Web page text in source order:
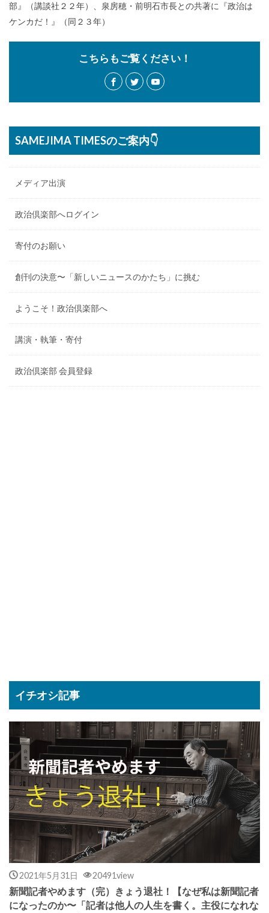
部』（講談社２２年）、泉房穂・前明石市長との共著に『政治は
ケンカだ！』（同２３年）
こちらもご覧ください！
SAMEJIMA TIMESのご案内👇
メディア出演
政治倶楽部へログイン
寄付のお願い
創刊の決意〜「新しいニュースのかたち」に挑む
ようこそ！政治倶楽部へ
講演・執筆・寄付
政治倶楽部 会員登録
イチオシ記事
2021年5月31日 20491view
新聞記者やめます（完）きょう退社！【なぜ私は新聞記者
になったのか〜「記者は他人の人生を書く。主役になれな